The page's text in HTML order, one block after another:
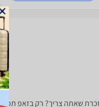
שאתה צריך? רק בזאפ תמצא